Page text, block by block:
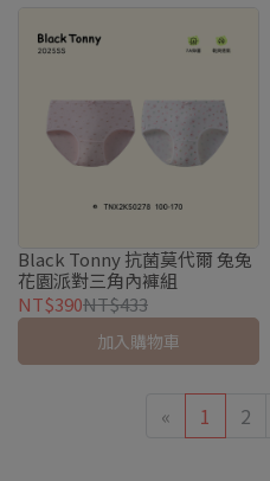
Black Tonny 抗菌莫代爾 兔兔
花園派對三角內褲組
NT$390NT$433
加入購物車
« 1 2